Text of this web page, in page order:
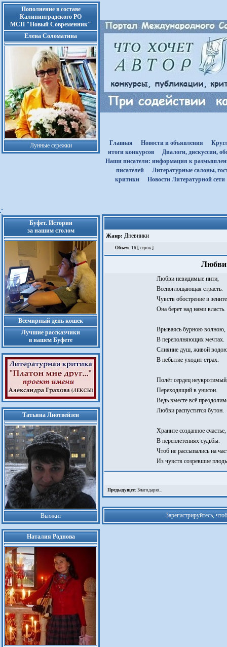
Пополнение в составе
Калининградского РО
МСП "Новый Современник"
Елена Соломатина
Лунные сережки Главная Новости и объявления
итоги конкурсов
Диалоги, дискуссии,
Наши писатели: информация к
писателей
Литературные салоны,
критики
Новости Литературной сети
Буфет. Истории
за нашим столом
Всемирный день кошек
Лучшие рассказчики
в нашем Буфете
Татьяна Лиотвейзен
Вьюжит
Наталия Роднова
Жанр: Дневники
Объем: 16 [ строк ]
Любви
Любви невидимые нити,
Всепоглощающая страсть.
Чувств обострение в
Она берет над нами власть.
Врываясь бурною волною,
В переполняющих мечтах.
Слияние душ, живой
В небытие уходит страх.
Полёт сердец
Переходящий в унисон.
Ведь вместе всё
Любви распустится бутон.
Храните созданное счастье,
В переплетениях судьбы.
Чтоб не рассыпались на
Из чувств созревшие
Предыдущее: Благодарю...
Зарегистрируйтесь,